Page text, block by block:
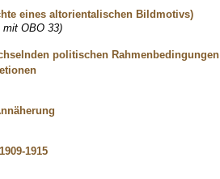
eines altorientalischen Bildmotivs)
OBO 33)
politischen Rahmenbedingungen
1915